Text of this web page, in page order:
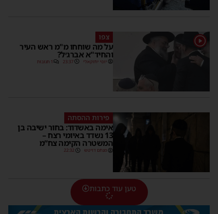
1 צפו
על מה שוחחו מ"מ ראש העיר
והחיד"א אברג׳ל?
יוסי יחזקאלי 23:37 1 תגובות
פירות ההסתה
אימה באשדוד: בחור ישיבה בן
13 נשדד באיומי רצח –
המשטרה הקימה צח”מ
מנחם דויטש 22:32
טען עוד כתבות